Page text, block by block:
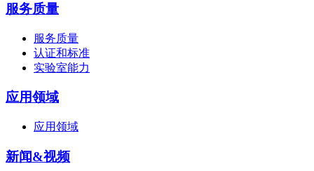
服务质量
服务质量
认证和标准
实验室能力
应用领域
应用领域
新闻&视频